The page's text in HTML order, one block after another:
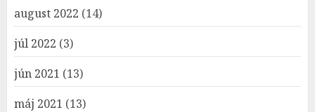
august 2022 (14)
júl 2022 (3)
jún 2021 (13)
máj 2021 (13)